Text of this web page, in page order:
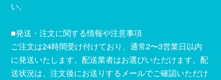
い。
■発送・注文に関する情報や注意事項
ご注文は24時間受け付けており、通常2〜3営業日以内
に発送いたします。配送業者はお選びいただけます。配
送状況は、注文後にお送りするメールでご確認いただけ